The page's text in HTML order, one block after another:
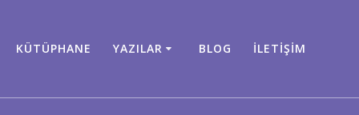
KÜTÜPHANE YAZILAR BLOG İLETIŞIM